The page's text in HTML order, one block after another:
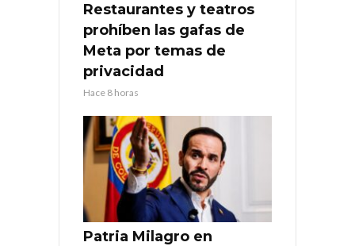
Restaurantes y teatros
prohíben las gafas de
Meta por temas de
privacidad
Hace 8 horas
Patria Milagro en